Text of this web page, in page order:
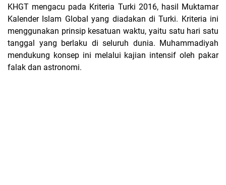
KHGT mengacu pada Kriteria Turki 2016, hasil Muktamar
Kalender Islam Global yang diadakan di Turki. Kriteria ini
menggunakan prinsip kesatuan waktu, yaitu satu hari satu
tanggal yang berlaku di seluruh dunia. Muhammadiyah
mendukung konsep ini melalui kajian intensif oleh pakar
falak dan astronomi.